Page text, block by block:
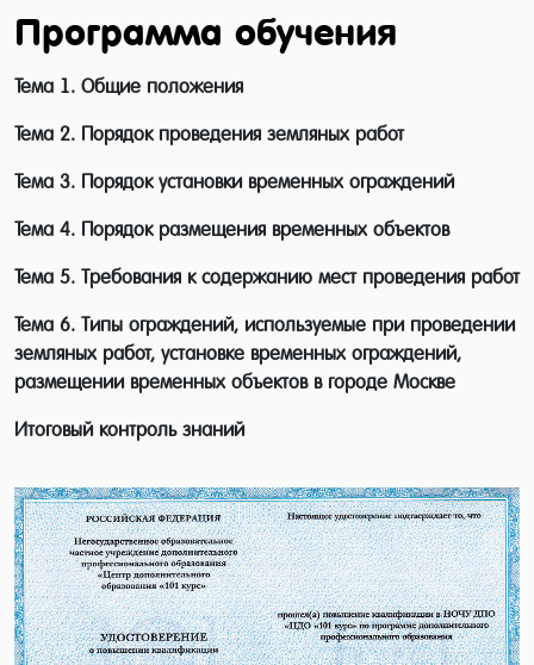
19.05.2015 № 283-ПП (с изменениями) О
проведении земляных работ, установке
временных объектов в уведомительном
порядке.
Категория слушателей: Категория
слушателей набирается в соответствии с
потребностями повышения квалификации
или приобретения новой компетенции для
выполнения профессиональных
обязанностей.
Данный курс будет актуален для следующих
лиц:
- руководители, курирующие строительные
работы;
Программа обучения
Тема 1. Общие положения
Тема 2. Порядок проведения земляных работ
Тема 3. Порядок установки временных ограждений
Тема 4. Порядок размещения временных объектов
Тема 5. Требования к содержанию мест проведения работ
Тема 6. Типы ограждений, используемые при проведении
земляных работ, установке временных ограждений,
размещении временных объектов в городе Москве
Итоговый контроль знаний